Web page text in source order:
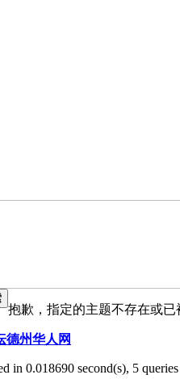
抱歉，指定的主题不存在或
德州华人网
in 0.018690 second(s), 5